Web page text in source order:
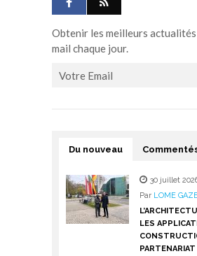
Obtenir les meilleurs
mail chaque jour.
Du nouveau
30 juillet
Par LOME
LES